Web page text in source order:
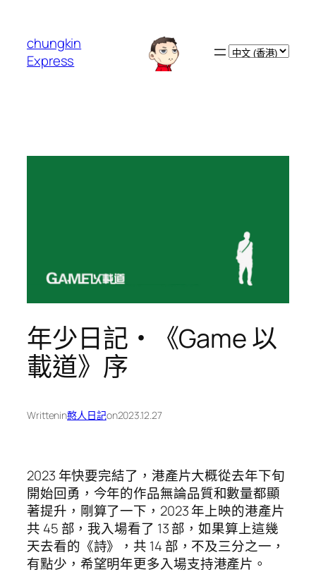
chungkin
Express
Choose
年少日記・《Game 以
載道》序
Writtenin憨人日記on2023.12.27
2023 年快要完結了，港產片大概從去年下旬
開始回勇，今年的作品無論品質和數量都顯
著提升，剛算了一下，2023 年上映的港產片
共 45 部，我入場看了 13 部，如果算上這幾
天去看的《詩》，共 14 部，不及三分之一，
有點少，希望明年更多入場支持港產片。